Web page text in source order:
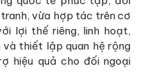
vừa hợp tác trên cơ
lợi thế riêng, linh hoạt,
thiết lập quan hệ rộng
hiệu quả cho đối ngoại